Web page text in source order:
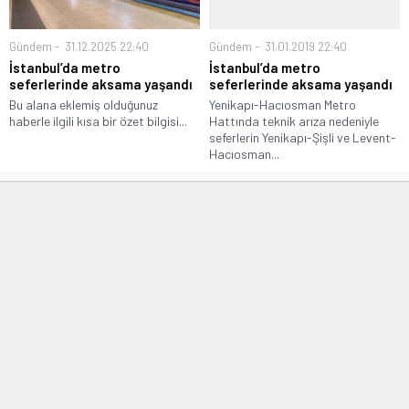
Gündem 31.12.2025 22:40
İstanbul’da metro
seferlerinde aksama yaşandı
Bu alana eklemiş olduğunuz
haberle ilgili kısa bir özet bilgisi...
Gündem 31.01.2019 22:40
İstanbul’da metro
seferlerinde aksama yaşandı
Yenikapı-Hacıosman Metro
Hattında teknik arıza nedeniyle
seferlerin Yenikapı-Şişli ve Levent-
Hacıosman...